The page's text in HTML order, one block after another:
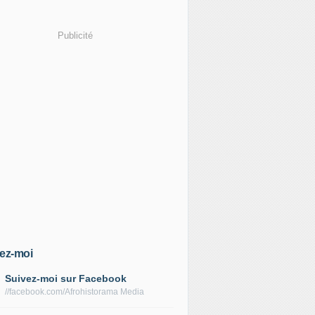
Publicité
moi
Suivez-moi sur Facebook
//facebook.com/Afrohistorama Media